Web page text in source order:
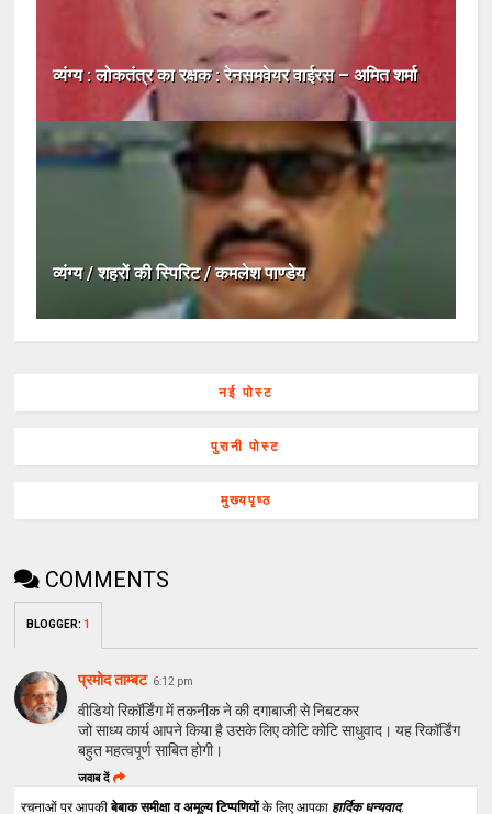
व्यंग्य : लोकतंत्र का रक्षक : रेनसमवेयर वाईरस – अमित शर्मा
व्यंग्य / शहरों की स्पिरिट / कमलेश पाण्डेय
नई पोस्ट
पुरानी पोस्ट
मुख्यपृष्ठ
COMMENTS
BLOGGER: 1
प्रमोद ताम्बट 6:12 pm
वीडियो रिकॉर्डिंग में तकनीक ने की दगाबाजी से निबटकर
जो साध्य कार्य आपने किया है उसके लिए कोटि कोटि साधुवाद। यह रिकॉर्डिंग
बहुत महत्वपूर्ण साबित होगी।
जवाब दें
रचनाओं पर आपकीबेबाक समीक्षा व अमूल्य टिप्पणियोंके लिए आपका हार्दिक धन्यवाद.